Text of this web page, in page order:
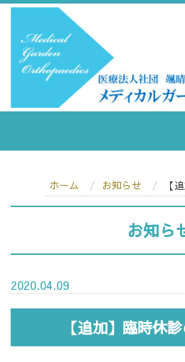
ホーム お知らせ 【
お知ら
2020.04.09
【追加】臨時休